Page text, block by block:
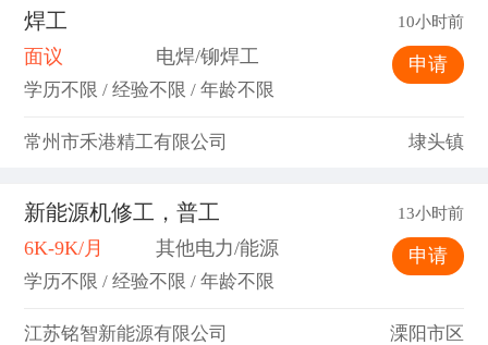
焊工 10小时前
面议 电焊/铆焊工
学历不限 / 经验不限 / 年龄不限
申请
常州市禾港精工有限公司 埭头镇
新能源机修工，普工 13小时前
6K-9K/月 其他电力/能源
学历不限 / 经验不限 / 年龄不限
申请
江苏铭智新能源有限公司 溧阳市区